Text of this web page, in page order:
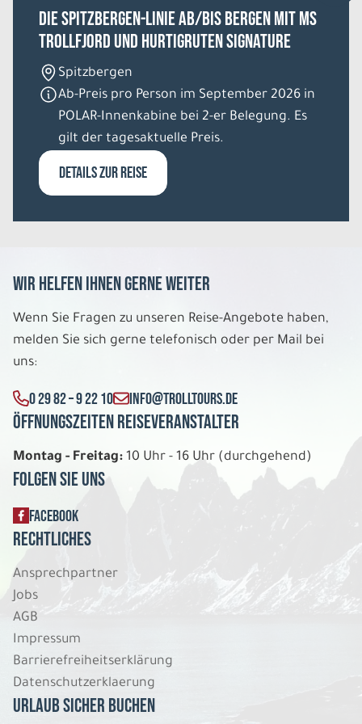
6 Tage
So. 09.08. - Fr. 14.08.2026
Stippvisite Südirland
Mixed Unterkünfte Doppelzimmer
Belegung: 2
REISE VERBINDLICH ANFRAGEN
6 Tage
So. 09.08. - Fr. 14.08.2026
Belegung: 1
REISE VERBINDLICH ANFRAGEN
6 Tage
So. 09.08. - Fr. 14.08.2026
Belegung: 1
REISE VERBINDLICH ANFRAGEN
Die Spitzbergen-Linie ab/bis Bergen mit MS
Trollfjord und Hurtigruten Signature
Spitzbergen
Ab-Preis pro Person im September 2026 in
POLAR-Innenkabine bei 2-er Belegung. Es
gilt der tagesaktuelle Preis.
DETAILS ZUR REISE
Wir helfen Ihnen gerne weiter
Wenn Sie Fragen zu unseren Reise-Angebote haben,
melden Sie sich gerne telefonisch oder per Mail bei
uns:
0 29 82 – 9 22 10 INFO@TROLLTOURS.DE
Öffnungszeiten Reiseveranstalter
Montag - Freitag: 10 Uhr - 16 Uhr (durchgehend)
Folgen Sie uns
FACEBOOK
Rechtliches
Ansprechpartner
Jobs
AGB
Impressum
Barrierefreiheitserklärung
Datenschutzerklaerung
Urlaub sicher buchen